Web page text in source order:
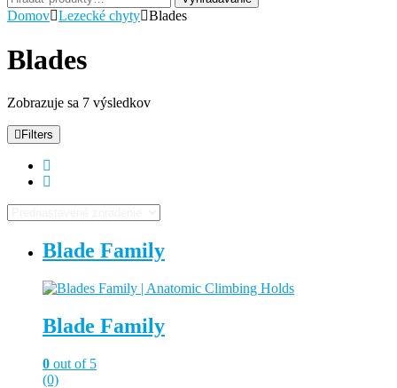
Domov Lezecké chyty Blades
Blades
Zobrazuje sa 7 výsledkov
Filters
Blade Family
Blade Family
0 out of 5
(0)